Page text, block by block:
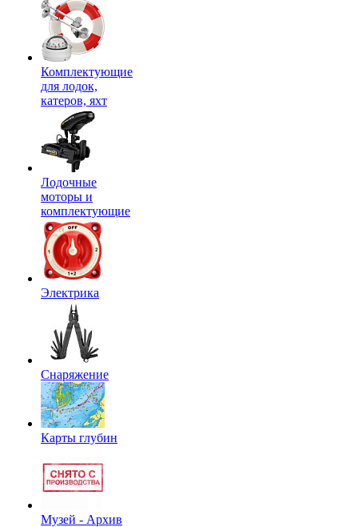
Комплектующие
для лодок,
катеров, яхт
Лодочные
моторы и
комплектующие
Электрика
Снаряжение
Карты глубин
Музей - Архив